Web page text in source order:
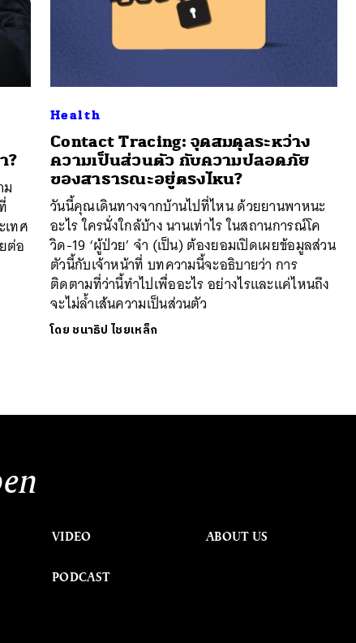
?
ทศ
ต่อ
Health
Contact Tracing: จุดสมดุลระหว่าง
ความเป็นส่วนตัว กับความปลอดภัย
ของสาธารณะอยู่ตรงไหน?
วันนี้คุณเดินทางจากบ้านไปที่ไหน ด้วยยานพาหนะ
อะไร ใครนั่งใกล้บ้าง นานเท่าไร ในสถานการณ์โค
วิด-19 ‘ผู้ป่วย’ จำ (เป็น) ต้องยอมเปิดเผยข้อมูลส่วน
ตัวนี้กับเจ้าหน้าที่ บทความนี้จะอธิบายว่า การ
ติดตามที่ว่านี้ทำไปเพื่ออะไร อย่างไรและแค่ไหนถึง
จะไม่ล้ำเส้นความเป็นส่วนตัว
โดย ชนาธิป ไชยเหล็ก
VIDEO
PODCAST
ABOUT US
นหา
SHARE TWEET LINE EMAIL